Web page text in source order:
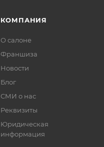
КОМПАНИЯ
О салоне
Франшиза
Новости
Блог
СМИ о нас
Реквизиты
Юридическая
информация